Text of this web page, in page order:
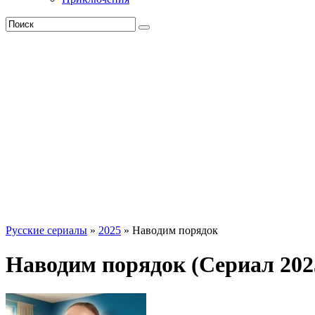
Русские сериалы » 2025 » Наводим порядок
Наводим порядок (Сериал